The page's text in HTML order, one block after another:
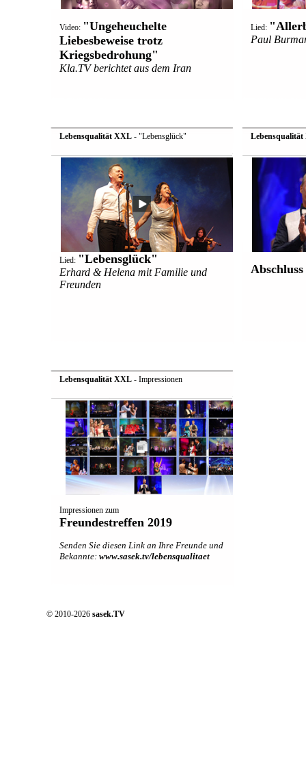
Video: "Ungeheuchelte
Liebesbeweise trotz
Kriegsbedrohung"
Kla.TV berichtet aus dem Iran
Lied:
Paul
Lebensqualität XXL- "Lebensglück"
Lied: "Lebensglück"
Erhard & Helena mit Familie und
Freunden
Lebensqualität XXL- Impressionen
Impressionen zum
Freundestreffen 2019
Senden Sie diesen Link an Ihre Freunde und
Bekannte: www.sasek.tv/lebensqualitaet
© 2010-2026 sasek.TV